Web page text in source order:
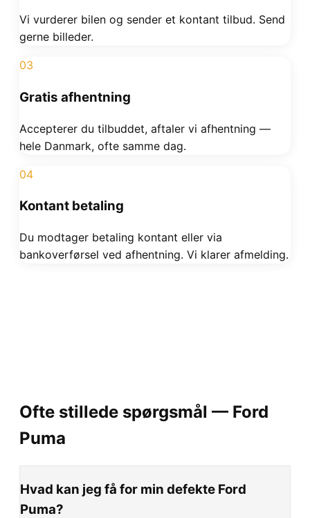
Vi vurderer bilen og sender et kontant tilbud. Send
gerne billeder.
03
Gratis afhentning
Accepterer du tilbuddet, aftaler vi afhentning —
hele Danmark, ofte samme dag.
04
Kontant betaling
Du modtager betaling kontant eller via
bankoverførsel ved afhentning. Vi klarer afmelding.
Ofte stillede spørgsmål — Ford
Puma
Hvad kan jeg få for min defekte Ford
Puma?